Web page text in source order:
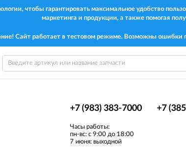
чтобы гарантировать максимальное удобство
маркетинга и продукции, а также помогая
Сайт работает в тестовом режиме. Возможны ошибки
+7 (983) 383-7000 +7
Часы работы:
пн-вс: с 9:00 до 18:00
7 июня: выходной